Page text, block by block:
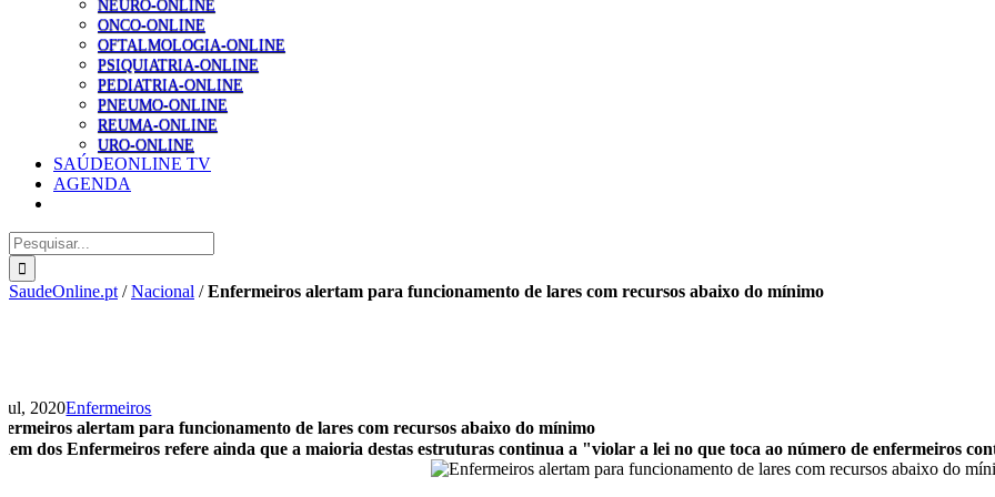
NEURO-ONLINE
ONCO-ONLINE
OFTALMOLOGIA-ONLINE
PSIQUIATRIA-ONLINE
PEDIATRIA-ONLINE
PNEUMO-ONLINE
REUMA-ONLINE
URO-ONLINE
SAÚDEONLINE TV
AGENDA
Pesquisar
SaudeOnline.pt /Nacional /Enfermeiros alertam para funcionamento de lares com recursos abaixo do mínimo
2020Enfermeiros
alertam para funcionamento de lares com recursos abaixo do mínimo
dos Enfermeiros refere ainda que a maioria destas estruturas continua a "violar a lei no que toca ao número de enfermeiros